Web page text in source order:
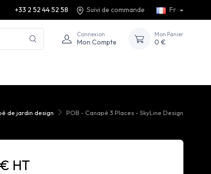
+33 2 52 44 52 58 Suivi de commande Fr
Connexion
Mon Compte
Mon Panier
0 €
de jardin design POB - Canapé 3 Places - SkyLine Design
HT